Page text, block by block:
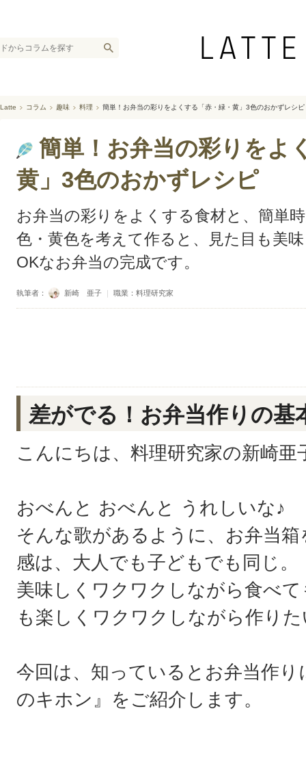
Latte コラム 趣味 料理 簡単！お弁当の彩りをよくする「赤・緑・黄」3色のおかずレシピ
簡単！お弁当の彩りをよ
黄」3色のおかずレシピ
お弁当の彩りをよくする食材と、簡単
色・黄色を考えて作ると、見た目も美
OKなお弁当の完成です。
執筆者： 新崎 亜子 ｜ 職業：料理研究家
差がでる！お弁当作りの基
こんにちは、料理研究家の新崎亜
おべんと おべんと うれしいな♪
そんな歌があるように、お弁当
感は、大人でも子どもでも同じ。
美味しくワクワクしながら食べ
も楽しくワクワクしながら作り
今回は、知っているとお弁当作
のキホン』をご紹介します。